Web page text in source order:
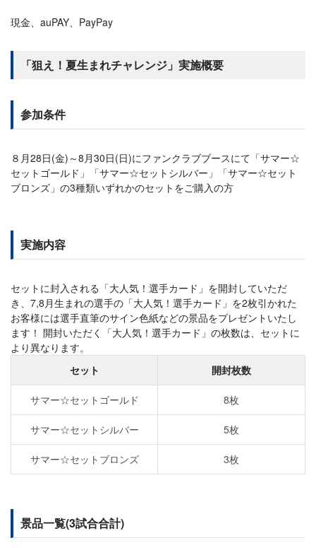
現金、auPAY、PayPay
「狙え！夏生まれチャレンジ」実施概要
参加条件
８月28日(金)～8月30日(日)にファンクラブブースにて「サマー☆
セットゴールド」「サマー☆セットシルバー」「サマー☆セット
ブロンズ」の3種類いずれかのセットをご購入の方
実施内容
セットに封入される「大人気！選手カード」を開封していただ
き、7,8月生まれの選手の「大人気！選手カード」を2枚引かれた
お客様には選手直筆のサイン色紙などの景品をプレゼントいたし
ます！ 開封いただく「大人気！選手カード」の枚数は、セットに
より異なります。
セット
開封枚数
サマー☆セットゴールド 8枚
サマー☆セットシルバー 5枚
サマー☆セットブロンズ 3枚
景品一覧(3試合合計)